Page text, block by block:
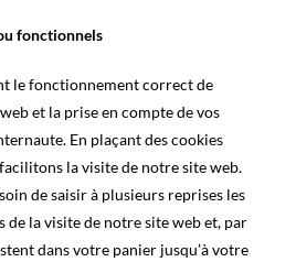
fonctionnels
le fonctionnement correct de
et la prise en compte de vos
En plaçant des cookies
la visite de notre site web.
de saisir à plusieurs reprises les
la visite de notre site web et, par
dans votre panier jusqu’à votre